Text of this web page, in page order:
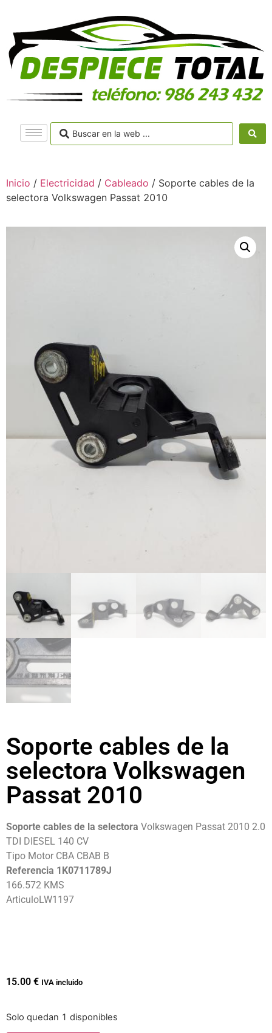
Inicio / Electricidad / Cableado / Soporte cables de la
selectora Volkswagen Passat 2010
Soporte cables de la
selectora Volkswagen
Passat 2010
Soporte cables de la selectora Volkswagen Passat 2010 2.0
TDI DIESEL 140 CV
Tipo Motor CBA CBAB B
Referencia 1K0711789J
166.572 KMS
ArticuloLW1197
15.00 € IVA incluido
Solo quedan 1 disponibles